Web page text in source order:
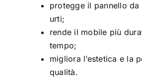
protegge il pannello da
urti;
rende il mobile più
tempo;
migliora l’estetica e la
qualità.